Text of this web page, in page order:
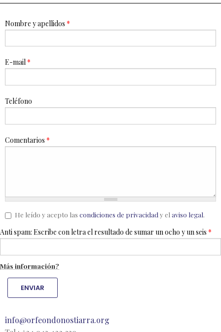
Nombre y apellidos *
E-mail *
Teléfono
Comentarios *
He leído y acepto lascondiciones de privacidad y elaviso legal.
Anti spam: Escribe con letra el resultado de sumar un ocho y un seis *
Más información?
ENVIAR
info@orfeondonostiarra.org